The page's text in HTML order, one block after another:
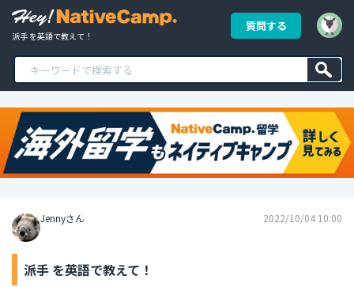
派手 を英語で教えて！
質問する
Jennyさん 2022/10/04 10:00
派手 を英語で教えて！